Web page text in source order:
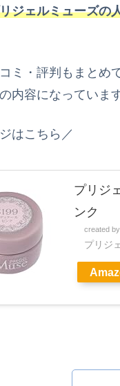
ジェルミューズの
ミ・評判もまとめ
内容になっていま
はこちら／
プリジ
ンク
created by
プリジ